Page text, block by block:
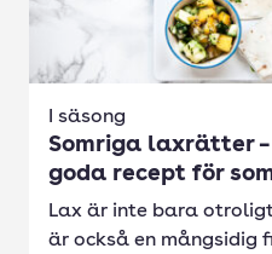
I säsong
Somriga laxrätter
goda recept för
Lax är inte bara
är också en mångsidig